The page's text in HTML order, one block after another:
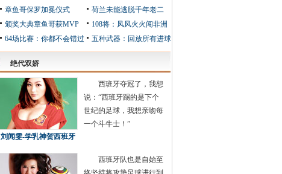
章鱼哥保罗加冕仪式
荷兰未能逃脱千年老二
颁奖大典章鱼哥获MVP
108将：风风火火闯非洲
64场比赛：你都不会错过
五种武器：回放所有进球
绝代双娇
刘闻雯-学乳神贺西班牙
西班牙夺冠了，我想
说：“西班牙踢的是下个
世纪的足球，我想亲吻每
一个斗牛士！”
西班牙队也是自始至